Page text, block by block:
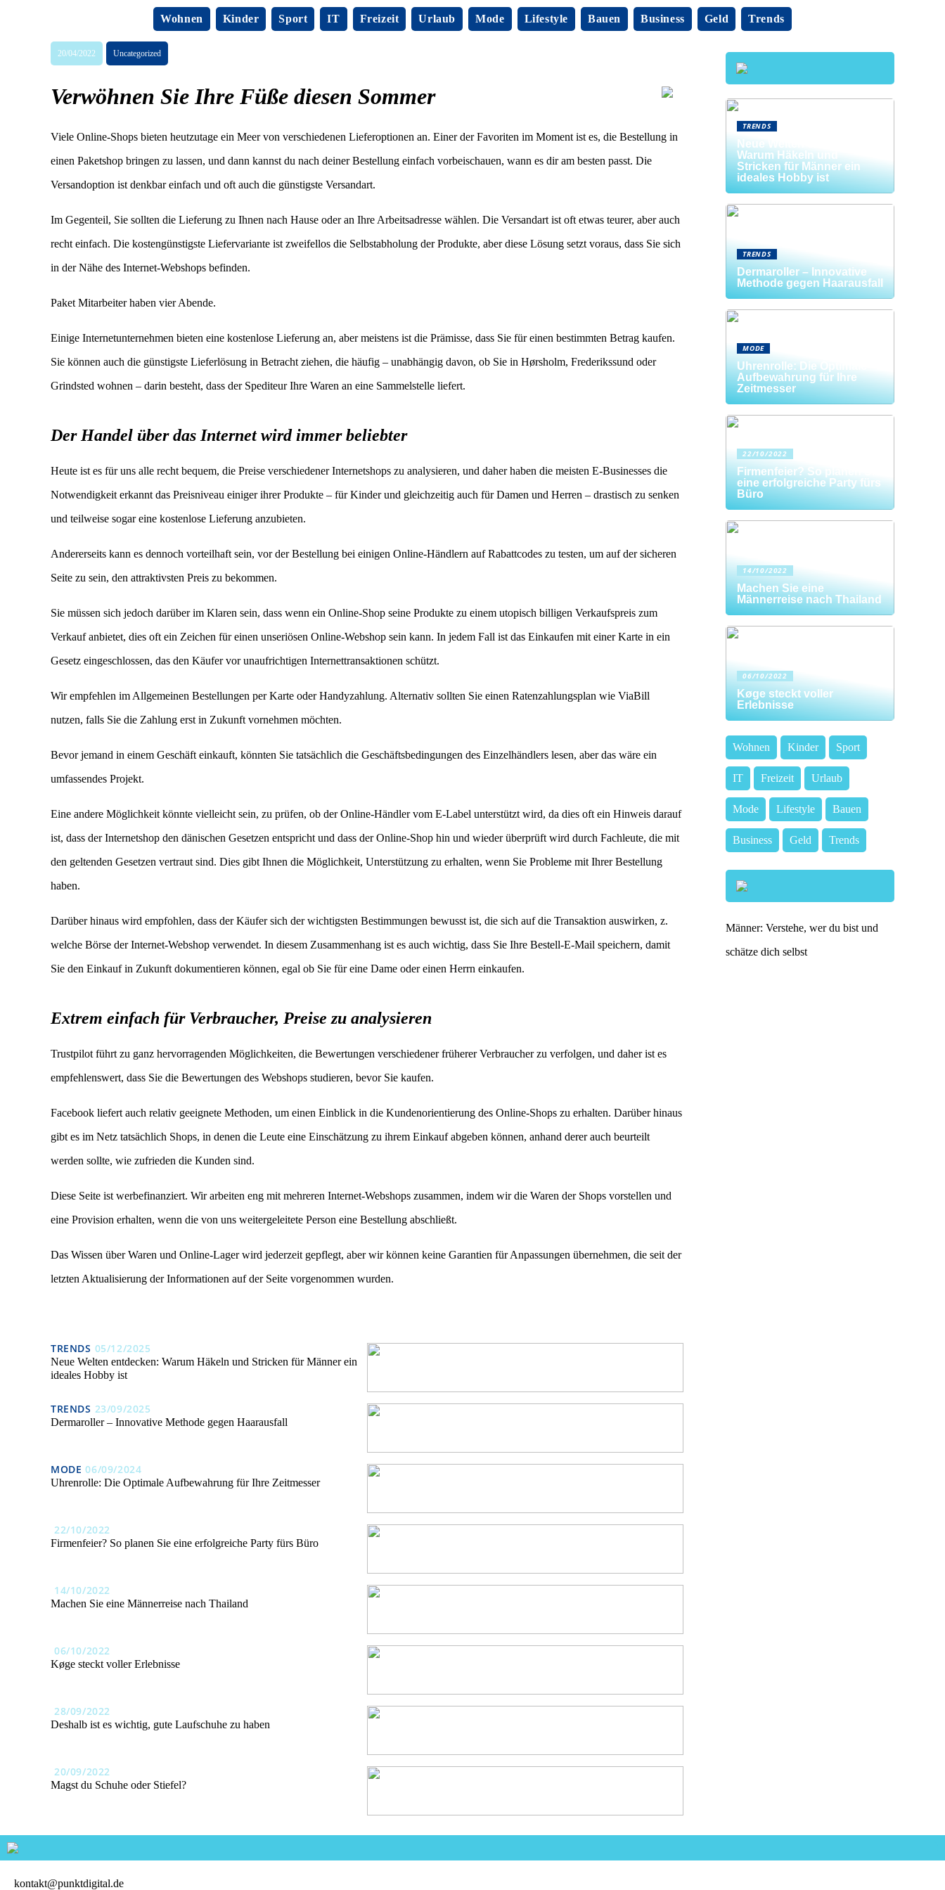
Wohnen Kinder Sport IT Freizeit Urlaub Mode Lifestyle Bauen Business Geld Trends
20/04/2022 Uncategorized
Verwöhnen Sie Ihre Füße diesen Sommer
Viele Online-Shops bieten heutzutage ein Meer von verschiedenen Lieferoptionen an. Einer der Favoriten im Moment ist es, die Bestellung in
einen Paketshop bringen zu lassen, und dann kannst du nach deiner Bestellung einfach vorbeischauen, wann es dir am besten passt. Die
Versandoption ist denkbar einfach und oft auch die günstigste Versandart.
Im Gegenteil, Sie sollten die Lieferung zu Ihnen nach Hause oder an Ihre Arbeitsadresse wählen. Die Versandart ist oft etwas teurer, aber auch
recht einfach. Die kostengünstigste Liefervariante ist zweifellos die Selbstabholung der Produkte, aber diese Lösung setzt voraus, dass Sie sich
in der Nähe des Internet-Webshops befinden.
Paket Mitarbeiter haben vier Abende.
Einige Internetunternehmen bieten eine kostenlose Lieferung an, aber meistens ist die Prämisse, dass Sie für einen bestimmten Betrag kaufen.
Sie können auch die günstigste Lieferlösung in Betracht ziehen, die häufig – unabhängig davon, ob Sie in Hørsholm, Frederikssund oder
Grindsted wohnen – darin besteht, dass der Spediteur Ihre Waren an eine Sammelstelle liefert.
Der Handel über das Internet wird immer beliebter
Heute ist es für uns alle recht bequem, die Preise verschiedener Internetshops zu analysieren, und daher haben die meisten E-Businesses die
Notwendigkeit erkannt das Preisniveau einiger ihrer Produkte – für Kinder und gleichzeitig auch für Damen und Herren – drastisch zu senken
und teilweise sogar eine kostenlose Lieferung anzubieten.
Andererseits kann es dennoch vorteilhaft sein, vor der Bestellung bei einigen Online-Händlern auf Rabattcodes zu testen, um auf der sicheren
Seite zu sein, den attraktivsten Preis zu bekommen.
Sie müssen sich jedoch darüber im Klaren sein, dass wenn ein Online-Shop seine Produkte zu einem utopisch billigen Verkaufspreis zum
Verkauf anbietet, dies oft ein Zeichen für einen unseriösen Online-Webshop sein kann. In jedem Fall ist das Einkaufen mit einer Karte in ein
Gesetz eingeschlossen, das den Käufer vor unaufrichtigen Internettransaktionen schützt.
Wir empfehlen im Allgemeinen Bestellungen per Karte oder Handyzahlung. Alternativ sollten Sie einen Ratenzahlungsplan wie ViaBill
nutzen, falls Sie die Zahlung erst in Zukunft vornehmen möchten.
Bevor jemand in einem Geschäft einkauft, könnten Sie tatsächlich die Geschäftsbedingungen des Einzelhändlers lesen, aber das wäre ein
umfassendes Projekt.
Eine andere Möglichkeit könnte vielleicht sein, zu prüfen, ob der Online-Händler vom E-Label unterstützt wird, da dies oft ein Hinweis darauf
ist, dass der Internetshop den dänischen Gesetzen entspricht und dass der Online-Shop hin und wieder überprüft wird durch Fachleute, die mit
den geltenden Gesetzen vertraut sind. Dies gibt Ihnen die Möglichkeit, Unterstützung zu erhalten, wenn Sie Probleme mit Ihrer Bestellung
haben.
Darüber hinaus wird empfohlen, dass der Käufer sich der wichtigsten Bestimmungen bewusst ist, die sich auf die Transaktion auswirken, z.
welche Börse der Internet-Webshop verwendet. In diesem Zusammenhang ist es auch wichtig, dass Sie Ihre Bestell-E-Mail speichern, damit
Sie den Einkauf in Zukunft dokumentieren können, egal ob Sie für eine Dame oder einen Herrn einkaufen.
Extrem einfach für Verbraucher, Preise zu analysieren
Trustpilot führt zu ganz hervorragenden Möglichkeiten, die Bewertungen verschiedener früherer Verbraucher zu verfolgen, und daher ist es
empfehlenswert, dass Sie die Bewertungen des Webshops studieren, bevor Sie kaufen.
Facebook liefert auch relativ geeignete Methoden, um einen Einblick in die Kundenorientierung des Online-Shops zu erhalten. Darüber hinaus
gibt es im Netz tatsächlich Shops, in denen die Leute eine Einschätzung zu ihrem Einkauf abgeben können, anhand derer auch beurteilt
werden sollte, wie zufrieden die Kunden sind.
Diese Seite ist werbefinanziert. Wir arbeiten eng mit mehreren Internet-Webshops zusammen, indem wir die Waren der Shops vorstellen und
eine Provision erhalten, wenn die von uns weitergeleitete Person eine Bestellung abschließt.
Das Wissen über Waren und Online-Lager wird jederzeit gepflegt, aber wir können keine Garantien für Anpassungen übernehmen, die seit der
letzten Aktualisierung der Informationen auf der Seite vorgenommen wurden.
TRENDS 05/12/2025
Neue Welten entdecken: Warum Häkeln und Stricken für Männer ein
ideales Hobby ist
TRENDS 23/09/2025
Dermaroller – Innovative Methode gegen Haarausfall
MODE 06/09/2024
Uhrenrolle: Die Optimale Aufbewahrung für Ihre Zeitmesser
22/10/2022
Firmenfeier? So planen Sie eine erfolgreiche Party fürs Büro
14/10/2022
Machen Sie eine Männerreise nach Thailand
06/10/2022
Køge steckt voller Erlebnisse
28/09/2022
Deshalb ist es wichtig, gute Laufschuhe zu haben
20/09/2022
Magst du Schuhe oder Stiefel?
TRENDS
Neue Welten entdecken:
Warum Häkeln und
Stricken für Männer ein
ideales Hobby ist
TRENDS
Dermaroller – Innovative
Methode gegen Haarausfall
MODE
Uhrenrolle: Die Optimale
Aufbewahrung für Ihre
Zeitmesser
22/10/2022
Firmenfeier? So planen Sie
eine erfolgreiche Party fürs
Büro
14/10/2022
Machen Sie eine
Männerreise nach Thailand
06/10/2022
Køge steckt voller
Erlebnisse
Wohnen Kinder Sport
IT Freizeit Urlaub
Mode Lifestyle Bauen
Business Geld Trends
Männer: Verstehe, wer du bist und
schätze dich selbst
kontakt@punktdigital.de